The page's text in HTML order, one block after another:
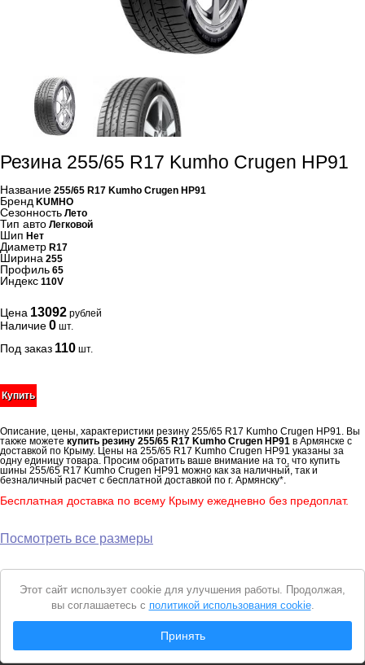
Резина 255/65 R17 Kumho Crugen HP91
Название 255/65 R17 Kumho Crugen HP91
Бренд KUMHO
Сезонность Лето
Тип авто Легковой
Шип Нет
Диаметр R17
Ширина 255
Профиль 65
Индекс 110V
Цена 13092 рублей
Наличие0 шт.
Под заказ 110 шт.
Купить
Описание, цены, характеристики резину 255/65 R17 Kumho Crugen HP91. Вы
также можете купить резину 255/65 R17 Kumho Crugen HP91 в Армянске с
доставкой по Крыму. Цены на 255/65 R17 Kumho Crugen HP91 указаны за
одну единицу товара. Просим обратить ваше внимание на то, что купить
шины 255/65 R17 Kumho Crugen HP91 можно как за наличный, так и
безналичный расчет с бесплатной доставкой по г. Армянску*.
Бесплатная доставка по всему Крыму ежедневно без предоплат.
Посмотреть все размеры
Вся представленная на сайте информация носит справочный характер и не
является
Уведомление
cookie
Этот сайт использует cookie для улучшения работы. Продолжая,
вы соглашаетесь с политикой использования cookie.
Принять